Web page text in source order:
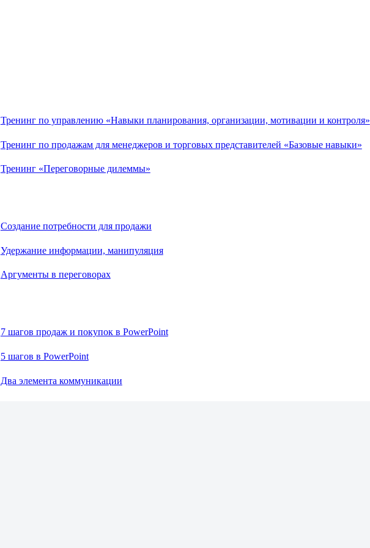
Тренинг по управлению «Навыки планирования, организации, мотивации и контроля»
Тренинг по продажам для менеджеров и торговых представителей «Базовые навыки»
Тренинг «Переговорные дилеммы»
Создание потребности для продажи
Удержание информации, манипуляция
Аргументы в переговорах
7 шагов продаж и покупок в PowerPoint
5 шагов в PowerPoint
Два элемента коммуникации